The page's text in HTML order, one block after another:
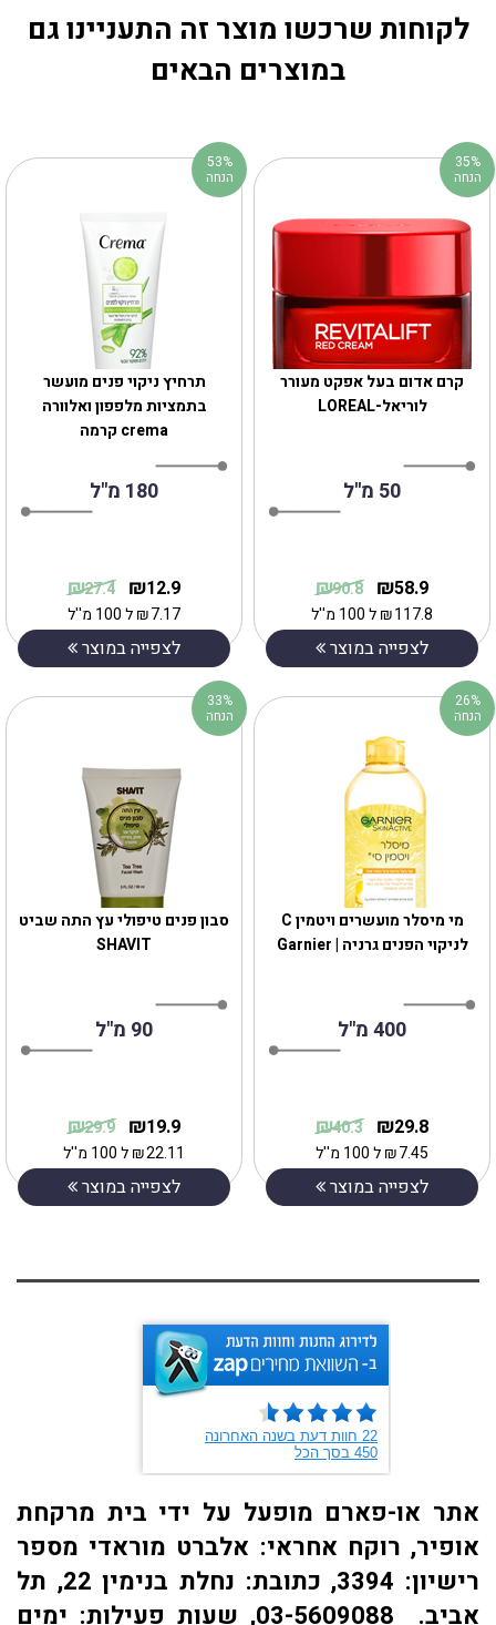
לקוחות שרכשו מוצר זה התעניינו גם
במוצרים הבאים
תרחיץ ניקוי פנים מועשר
בתמציות מלפפון ואלוורה
crema קרמה
180 מ"ל
12.9
₪
27.4
₪
7.17
₪ל 100 מ''ל
לצפייה במוצר
53%
הנחה
קרם אדום בעל אפקט מעורר
לוריאל-LOREAL
50 מ''ל
58.9
₪
90.8
₪
117.8
₪ל 100 מ''ל
לצפייה במוצר
35%
הנחה
‎סבון פנים טיפולי עץ התה שביט
SHAVIT
90 מ"ל
19.9
₪
29.9
₪
22.11
₪ל 100 מ''ל
לצפייה במוצר
33%
הנחה
מי מיסלר מועשרים ויטמין C
לניקוי הפנים גרניה | Garnier
400 מ"ל
29.8
₪
40.3
₪
7.45
₪ל 100 מ''ל
לצפייה במוצר
26%
הנחה
אתר או-פארם מופעל על ידי בית מרקחת
אופיר, רוקח אחראי: אלברט מוראדי מספר
רישיון: 3394, כתובת: ​נחלת בנימין 22, תל
אביב. 03-5609088, שעות פעילות: ימים